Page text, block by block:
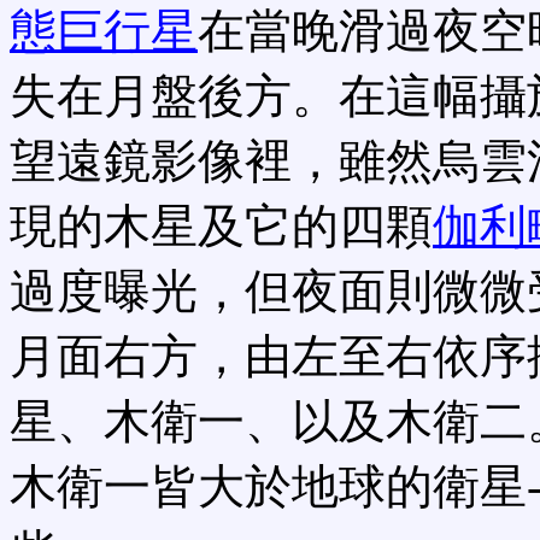
態巨行星在當晚滑過夜
失在月盤後方。在這幅攝
望遠鏡影像裡，雖然烏
現的木星及它的四顆伽利
過度曝光，但夜面則微微
月面右方，由左至右依
星、木衛一、以及木衛二
木衛一皆大於地球的衛